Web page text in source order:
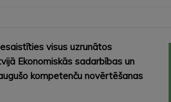
visus uzrunātos
Ekonomiskās sadarbības un
kompetenču novērtēšanas